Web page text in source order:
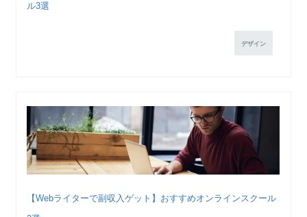
ル3選
デザイン
【Webライターで副収入ゲット】おすすめオンラインスクール